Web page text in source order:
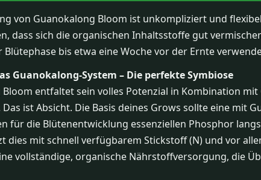
von Guanokalong Bloom ist unkompliziert und
dass sich die organischen Inhaltsstoffe gut
Blütephase bis etwa eine Woche vor der Ernte
Guanokalong-System – Die perfekte Symbiose
Bloom entfaltet sein volles Potenzial in Kombination mit
ist Absicht. Die Basis deines Grows sollte eine mit
für die Blütenentwicklung essenziellen Phosphor
dies mit schnell verfügbarem Stickstoff (N) und vor
vollständige, organische Nährstoffversorgung, die